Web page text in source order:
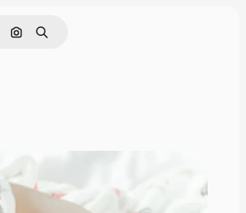
Rechercher par image
Rechercher